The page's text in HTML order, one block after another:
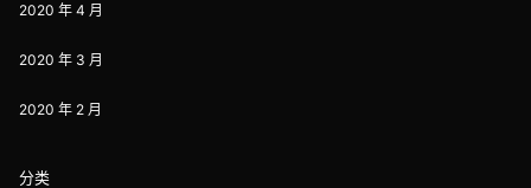
2020 年 4 月
2020 年 3 月
2020 年 2 月
分类